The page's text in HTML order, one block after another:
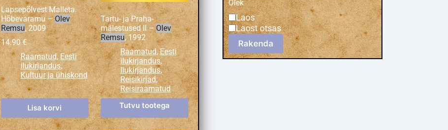
Lapsepõlvest Malleta.
Hõbevaramu –Olev
Remsu, 2009
14.90€
Raamatud, Eesti
ilukirjandus,
Kultuur ja ühiskond
Lisa korvi
Tartu- ja Praha-
mälestused II –Olev
Remsu, 1992
Raamatud,Eesti
ilukirjandus,
Ilukirjandus,
Reisikirjad,
Reisiraamatud
Tutvu tootega
Olek
Laos
Laost otsas
Rakenda